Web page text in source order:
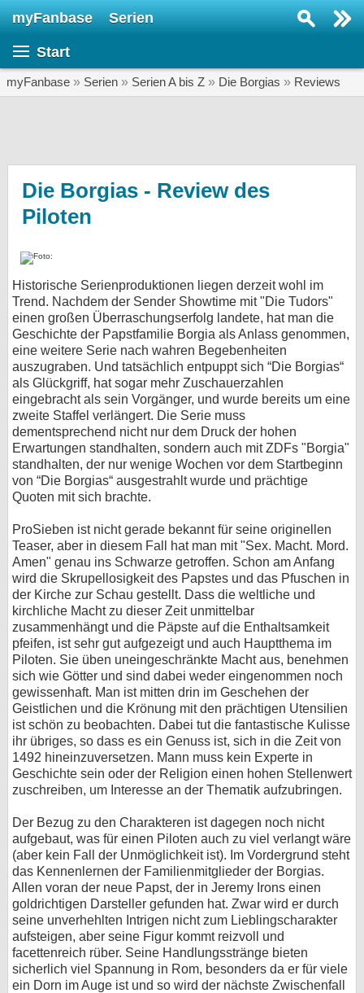
myFanbase Serien
Start
myFanbase » Serien » Serien A bis Z » Die Borgias » Reviews
Die Borgias - Review des
Piloten
Historische Serienproduktionen liegen derzeit wohl im
Trend. Nachdem der Sender Showtime mit "Die Tudors"
einen großen Überraschungserfolg landete, hat man die
Geschichte der Papstfamilie Borgia als Anlass genommen,
eine weitere Serie nach wahren Begebenheiten
auszugraben. Und tatsächlich entpuppt sich “Die Borgias“
als Glückgriff, hat sogar mehr Zuschauerzahlen
eingebracht als sein Vorgänger, und wurde bereits um eine
zweite Staffel verlängert. Die Serie muss
dementsprechend nicht nur dem Druck der hohen
Erwartungen standhalten, sondern auch mit ZDFs "Borgia"
standhalten, der nur wenige Wochen vor dem Startbeginn
von “Die Borgias“ ausgestrahlt wurde und prächtige
Quoten mit sich brachte.
ProSieben ist nicht gerade bekannt für seine originellen
Teaser, aber in diesem Fall hat man mit "Sex. Macht. Mord.
Amen" genau ins Schwarze getroffen. Schon am Anfang
wird die Skrupellosigkeit des Papstes und das Pfuschen in
der Kirche zur Schau gestellt. Dass die weltliche und
kirchliche Macht zu dieser Zeit unmittelbar
zusammenhängt und die Päpste auf die Enthaltsamkeit
pfeifen, ist sehr gut aufgezeigt und auch Hauptthema im
Piloten. Sie üben uneingeschränkte Macht aus, benehmen
sich wie Götter und sind dabei weder eingenommen noch
gewissenhaft. Man ist mitten drin im Geschehen der
Geistlichen und die Krönung mit den prächtigen Utensilien
ist schön zu beobachten. Dabei tut die fantastische Kulisse
ihr übriges, so dass es ein Genuss ist, sich in die Zeit von
1492 hineinzuversetzen. Mann muss kein Experte in
Geschichte sein oder der Religion einen hohen Stellenwert
zuschreiben, um Interesse an der Thematik aufzubringen.
Der Bezug zu den Charakteren ist dagegen noch nicht
aufgebaut, was für einen Piloten auch zu viel verlangt wäre
(aber kein Fall der Unmöglichkeit ist). Im Vordergrund steht
das Kennenlernen der Familienmitglieder der Borgias.
Allen voran der neue Papst, der in Jeremy Irons einen
goldrichtigen Darsteller gefunden hat. Zwar wird er durch
seine unverhehlten Intrigen nicht zum Lieblingscharakter
aufsteigen, aber seine Figur kommt reizvoll und
facettenreich rüber. Seine Handlungsstränge bieten
sicherlich viel Spannung in Rom, besonders da er für viele
ein Dorn im Auge ist und so wird der nächste Zwischenfall
SERIEN
SERVICE
Gewinnspiele
Forum
bei X
bei Facebook
Kontakt
Datenschutz
Cookie-Einstellungen
Impressum
Desktop-Ansicht
myFanbase